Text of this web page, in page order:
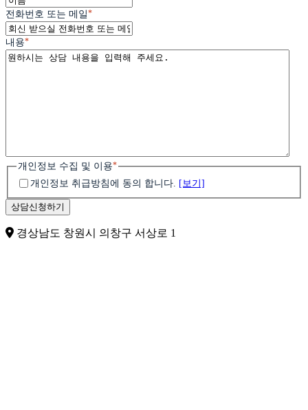
전화번호 또는 메일*
내용*
개인정보 수집 및 이용*
개인정보 취급방침에 동의 합니다. [보기]
경상남도 창원시 의창구 서상로 1